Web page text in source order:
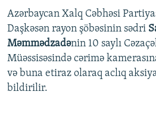
Auto 240p 360p
720p 1080p
Azərbaycan Xalq Cəbhəsi
Daşkəsən rayon şöbəsinin sədri
Məmmədzadənin 10 saylı
Müəssisəsində cərimə
və buna etiraz olaraq aclıq
bildirilir.